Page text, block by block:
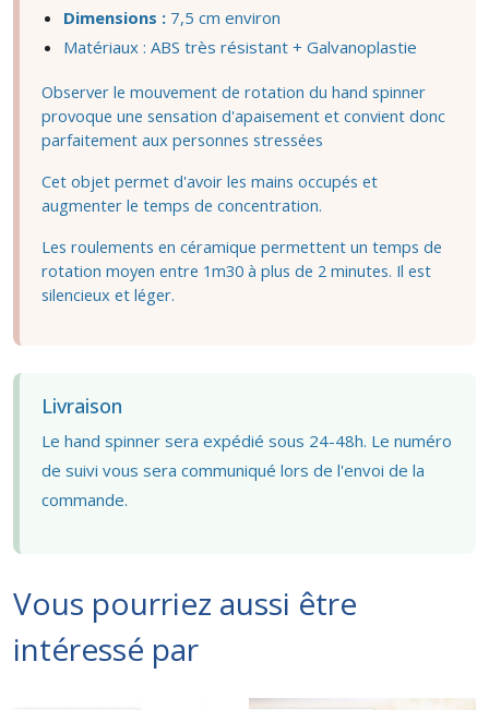
Dimensions : 7,5 cm environ
Matériaux : ABS très résistant + Galvanoplastie
Observer le mouvement de rotation du hand spinner
provoque une sensation d'apaisement et convient donc
parfaitement aux personnes stressées
Cet objet permet d'avoir les mains occupés et
augmenter le temps de concentration.
Les roulements en céramique permettent un temps de
rotation moyen entre 1m30 à plus de 2 minutes. Il est
silencieux et léger.
Livraison
Le hand spinner sera expédié sous 24-48h. Le numéro
de suivi vous sera communiqué lors de l'envoi de la
commande.
Vous pourriez aussi être
intéressé par